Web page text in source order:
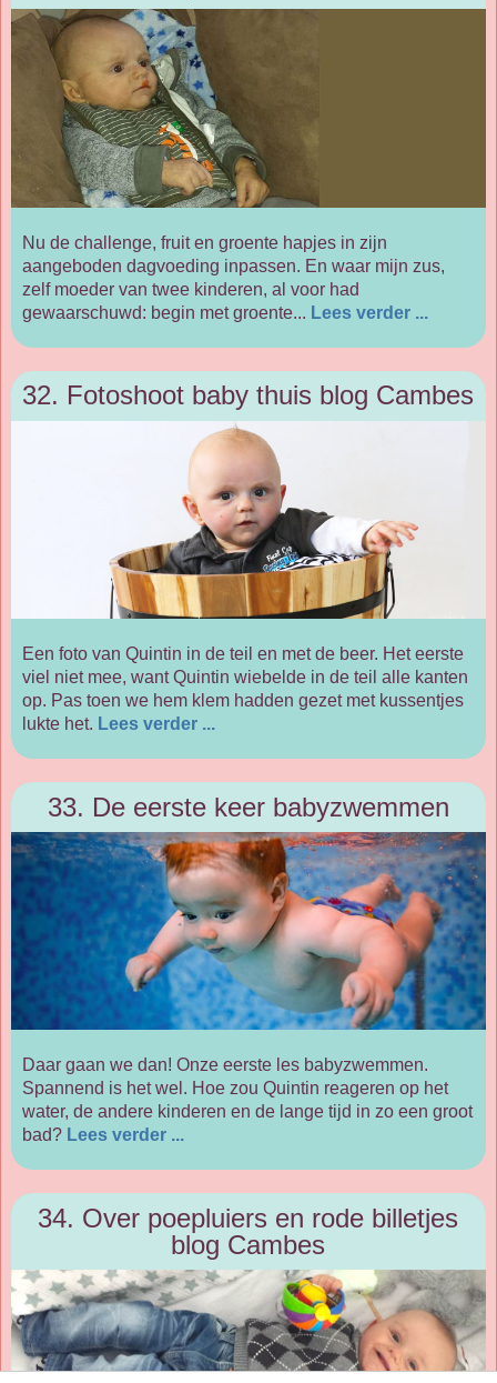
Nu de challenge, fruit en groente hapjes in zijn
aangeboden dagvoeding inpassen. En waar mijn zus,
zelf moeder van twee kinderen, al voor had
gewaarschuwd: begin met groente... Lees verder ...
32. Fotoshoot baby thuis blog Cambes
Een foto van Quintin in de teil en met de beer. Het eerste
viel niet mee, want Quintin wiebelde in de teil alle kanten
op. Pas toen we hem klem hadden gezet met kussentjes
lukte het. Lees verder ...
33. De eerste keer babyzwemmen
Daar gaan we dan! Onze eerste les babyzwemmen.
Spannend is het wel. Hoe zou Quintin reageren op het
water, de andere kinderen en de lange tijd in zo een groot
bad? Lees verder ...
34. Over poepluiers en rode billetjes
blog Cambes